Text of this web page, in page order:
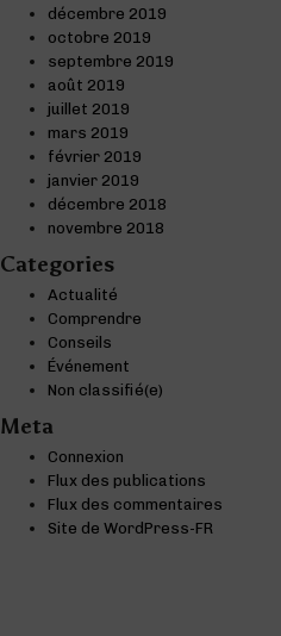
décembre 2019
octobre 2019
septembre 2019
août 2019
juillet 2019
mars 2019
février 2019
janvier 2019
décembre 2018
novembre 2018
Categories
Actualité
Comprendre
Conseils
Événement
Non classifié(e)
Meta
Connexion
Flux des publications
Flux des commentaires
Site de WordPress-FR